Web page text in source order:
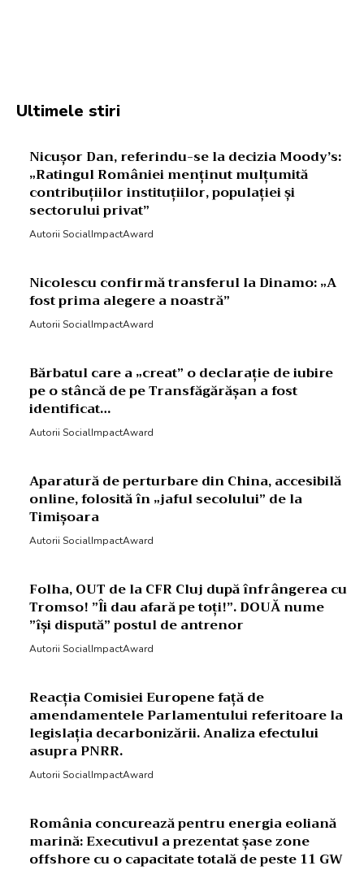
Ultimele stiri
Nicușor Dan, referindu-se la decizia Moody’s:
„Ratingul României menținut mulțumită
contribuțiilor instituțiilor, populației și
sectorului privat”
Autorii SocialImpactAward
Nicolescu confirmă transferul la Dinamo: „A
fost prima alegere a noastră”
Autorii SocialImpactAward
Bărbatul care a „creat” o declarație de iubire
pe o stâncă de pe Transfăgărășan a fost
identificat…
Autorii SocialImpactAward
Aparatură de perturbare din China, accesibilă
online, folosită în „jaful secolului” de la
Timișoara
Autorii SocialImpactAward
Folha, OUT de la CFR Cluj după înfrângerea cu
Tromso! ”Îi dau afară pe toți!”. DOUĂ nume
”își dispută” postul de antrenor
Autorii SocialImpactAward
Reacția Comisiei Europene față de
amendamentele Parlamentului referitoare la
legislația decarbonizării. Analiza efectului
asupra PNRR.
Autorii SocialImpactAward
România concurează pentru energia eoliană
marină: Executivul a prezentat șase zone
offshore cu o capacitate totală de peste 11 GW